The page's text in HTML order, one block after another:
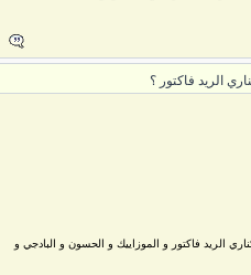
الريد فاكتور ؟
الريد فاكتور و الموزاييك و الحسون و البادجي و